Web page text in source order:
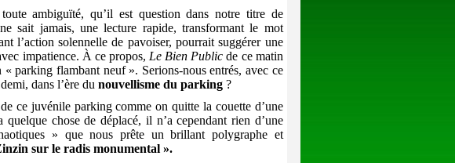
ambiguïté, qu’il est question dans notre titre de
sait jamais, une lecture rapide, transformant le mot
l’action solennelle de pavoiser, pourrait suggérer une
impatience. À ce propos, Le Bien Publicde ce matin
« parking flambant neuf ». Serions-nous entrés, avec ce
dans l’ère du nouvellisme du parking ?
ce juvénile parking comme on quitte la couette d’une
chose de déplacé, il n’a cependant rien d’une
» que nous prête un brillant polygraphe et
sur le radis monumental ».